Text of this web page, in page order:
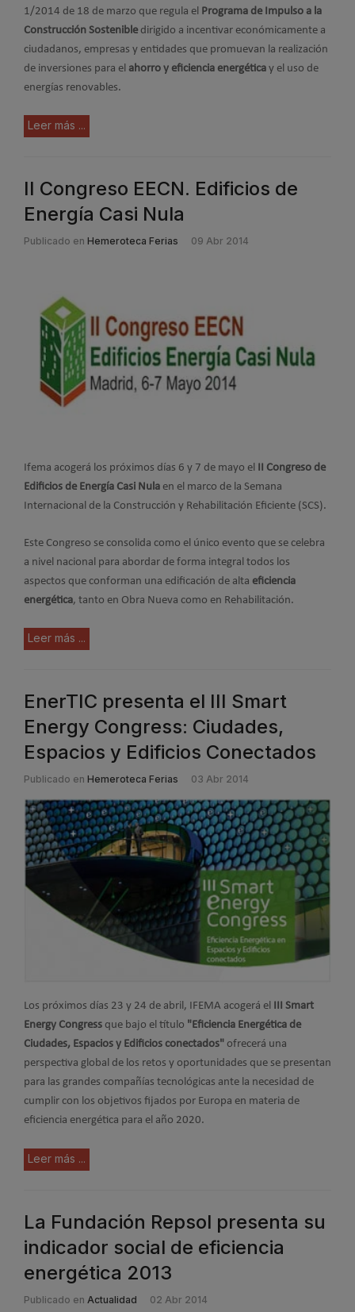
1/2014 de 18 de marzo que regula el Programa de Impulso a la
Construcción Sostenibledirigido a incentivar económicamente a
ciudadanos, empresas y entidades que promuevan la realización
de inversiones para el ahorro y eficiencia energética y el uso de
energías renovables.
Leer más ...
II Congreso EECN. Edificios de
Energía Casi Nula
Publicado en Hemeroteca Ferias 09 Abr 2014
Ifema acogerá los próximos días 6 y 7 de mayo el II Congreso de
Edificios de Energía Casi Nula en el marco de la Semana
Internacional de la Construcción y Rehabilitación Eficiente (SCS).
Este Congreso se consolida como el único evento que se celebra
a nivel nacional para abordar de forma integral todos los
aspectos que conforman una edificación de alta eficiencia
energética, tanto en Obra Nueva como en Rehabilitación.
Leer más ...
EnerTIC presenta el III Smart
Energy Congress: Ciudades,
Espacios y Edificios Conectados
Publicado en Hemeroteca Ferias 03 Abr 2014
Los próximos días 23 y 24 de abril, IFEMA acogerá el III Smart
Energy Congress que bajo el título "Eficiencia Energética de
Ciudades, Espacios y Edificios conectados" ofrecerá una
perspectiva global de los retos y oportunidades que se presentan
para las grandes compañías tecnológicas ante la necesidad de
cumplir con los objetivos fijados por Europa en materia de
eficiencia energética para el año 2020.
Leer más ...
La Fundación Repsol presenta su
indicador social de eficiencia
energética 2013
Publicado en Actualidad 02 Abr 2014